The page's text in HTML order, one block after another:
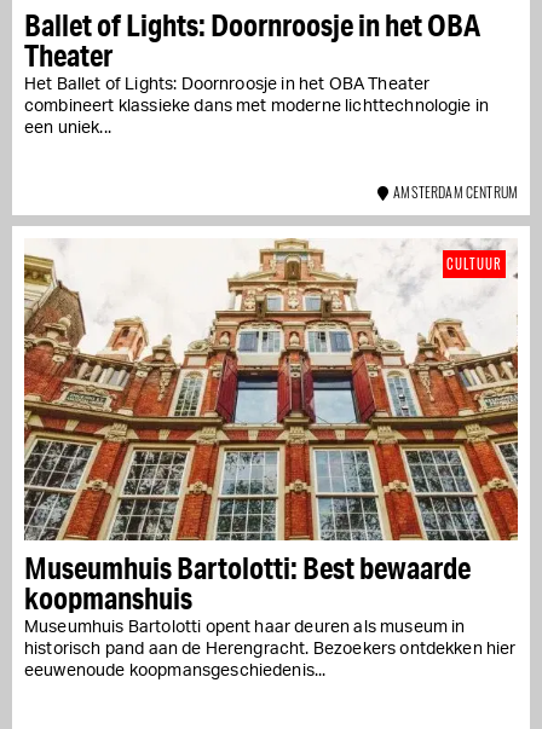
Ballet of Lights: Doornroosje in het OBA
Theater
Het Ballet of Lights: Doornroosje in het OBA Theater
combineert klassieke dans met moderne lichttechnologie in
een uniek...
AMSTERDAM CENTRUM
Museumhuis Bartolotti: Best bewaarde
koopmanshuis
Museumhuis Bartolotti opent haar deuren als museum in
historisch pand aan de Herengracht. Bezoekers ontdekken hier
eeuwenoude koopmansgeschiedenis...
CULTUUR